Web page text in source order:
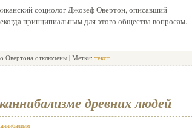
социолог Джозеф Овертон, описавший
принципиальным для этого общества вопросам.
Овертона отключены | Метки: текст
древних людей